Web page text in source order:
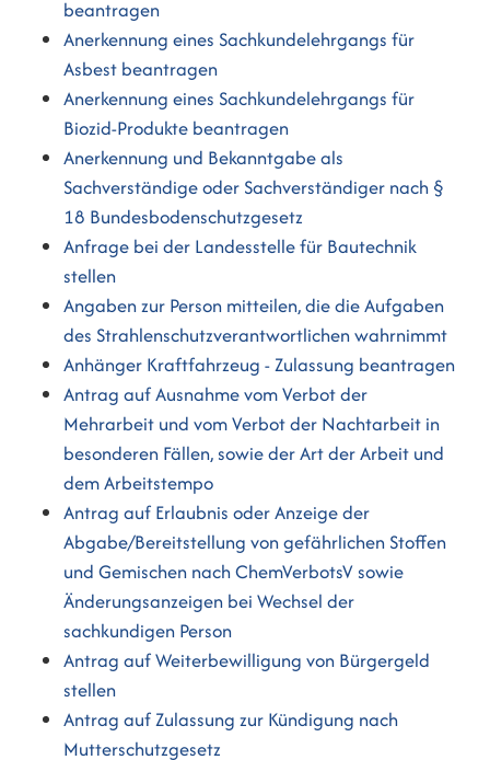
beantragen
Anerkennung eines Sachkundelehrgangs für
Asbest beantragen
Anerkennung eines Sachkundelehrgangs für
Biozid-Produkte beantragen
Anerkennung und Bekanntgabe als
Sachverständige oder Sachverständiger nach §
18 Bundesbodenschutzgesetz
Anfrage bei der Landesstelle für Bautechnik
stellen
Angaben zur Person mitteilen, die die Aufgaben
des Strahlenschutzverantwortlichen wahrnimmt
Anhänger Kraftfahrzeug - Zulassung beantragen
Antrag auf Ausnahme vom Verbot der
Mehrarbeit und vom Verbot der Nachtarbeit in
besonderen Fällen, sowie der Art der Arbeit und
dem Arbeitstempo
Antrag auf Erlaubnis oder Anzeige der
Abgabe/Bereitstellung von gefährlichen Stoffen
und Gemischen nach ChemVerbotsV sowie
Änderungsanzeigen bei Wechsel der
sachkundigen Person
Antrag auf Weiterbewilligung von Bürgergeld
stellen
Antrag auf Zulassung zur Kündigung nach
Mutterschutzgesetz